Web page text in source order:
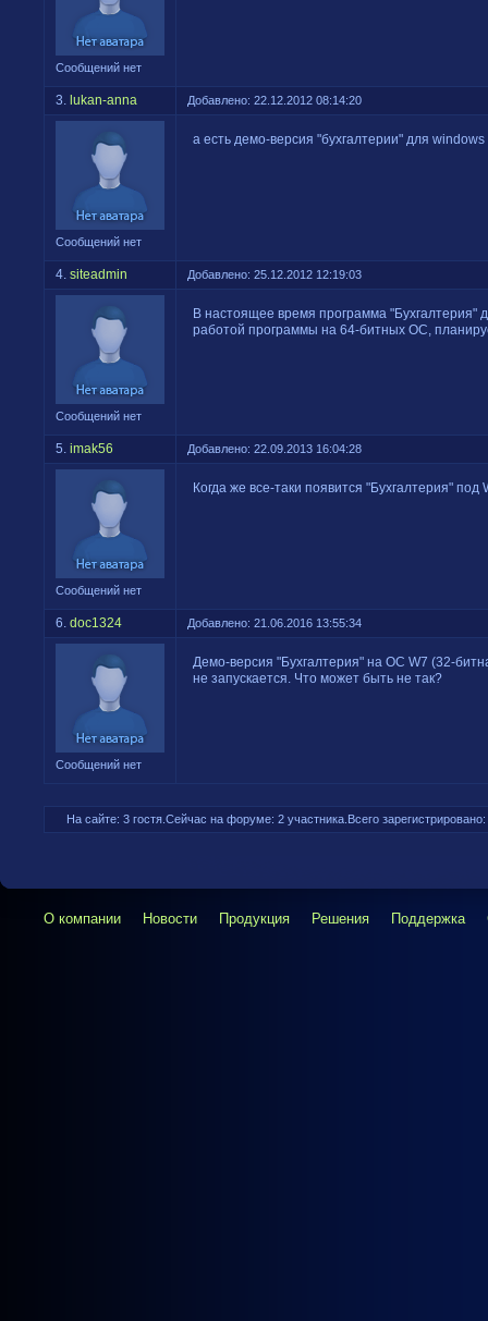
Сообщений нет
3. lukan-anna Добавлено: 22.12.2012 08:14:20
Сообщений нет
а есть демо-версия "бухгалтерии" для
4. siteadmin Добавлено: 25.12.2012 12:19:03
Сообщений нет
В настоящее время программа "Бухгалтерия"
работой программы на 64-битных ОС,
5. imak56 Добавлено: 22.09.2013 16:04:28
Сообщений нет
Когда же все-таки появится "Бухгалтерия" под
6. doc1324 Добавлено: 21.06.2016 13:55:34
Сообщений нет
Демо-версия "Бухгалтерия" на ОС W7 (32-
не запускается. Что может быть не так?
На сайте: 3 гостя.Сейчас на форуме: 2 участника.Всего
О компании Новости Продукция Решения Поддержка